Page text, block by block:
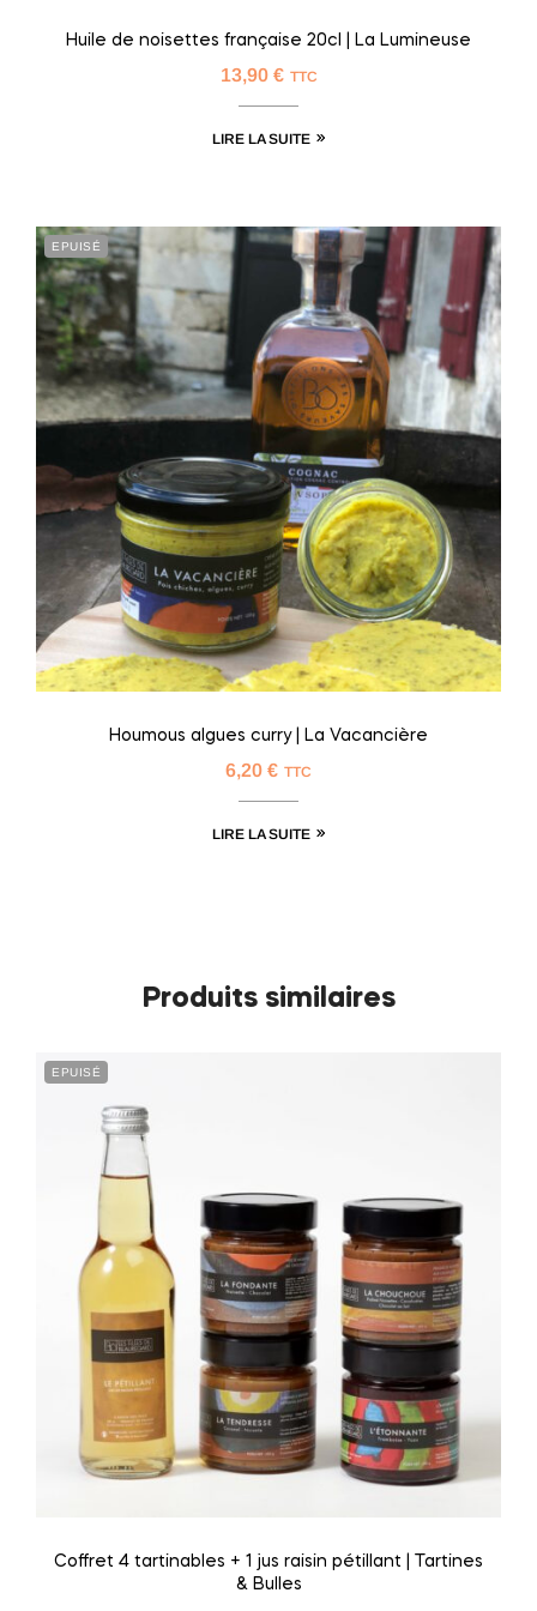
Huile de noisettes française 20cl | La Lumineuse
13,90 € TTC
LIRE LA SUITE
EPUISÉ
Houmous algues curry | La Vacancière
6,20 € TTC
LIRE LA SUITE
Produits similaires
EPUISÉ
Coffret 4 tartinables + 1 jus raisin pétillant | Tartines
& Bulles